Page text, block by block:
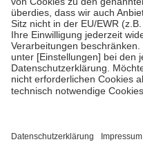
• Kindern und Jugendlichen
mit Ausnahme der Fahrkosten
• Untersuchungen zur
GKV getragen werden
• empfohlenen
• Harn- und Blutteststreifen
getroffen, um sicherzustellen,